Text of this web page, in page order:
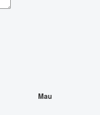
Mau